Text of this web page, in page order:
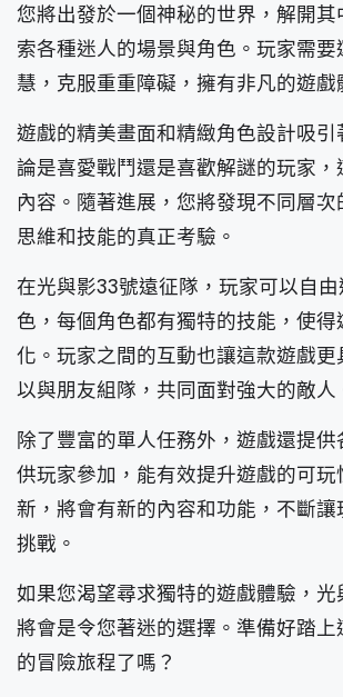
您將出發於一個神秘的世界，解開
索各種迷人的場景與角色。 玩家需要
慧，克服重重障礙，擁有非凡的遊戲
遊戲的精美畫面和精緻角色設計吸
論是喜愛戰鬥還是喜歡解謎的玩家
內容。隨著進展，您將發現不同層
思維和技能的真正考驗。
在光與影33號遠征隊，玩家可以自
色，每個角色都有獨特的技能，使
化。玩家之間的互動也讓這款遊戲
以與朋友組隊，共同面對強大的敵人
除了豐富的單人任務外，遊戲還提
供玩家參加，能有效提升遊戲的可
新，將會有新的內容和功能，不斷讓
挑戰。
如果您渴望尋求獨特的遊戲體驗，
將會是令您著迷的選擇。準備好踏
的冒險旅程了嗎？